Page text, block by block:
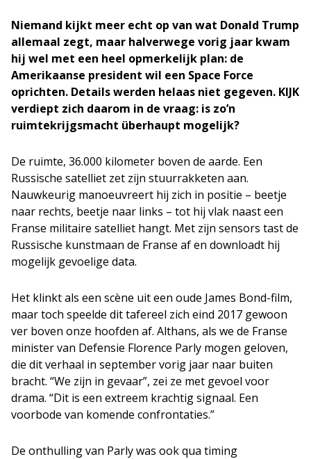
Niemand kijkt meer echt op van wat Donald Trump
allemaal zegt, maar halverwege vorig jaar kwam
hij wel met een heel opmerkelijk plan: de
Amerikaanse president wil een Space Force
oprichten. Details werden helaas niet gegeven. KIJK
verdiept zich daarom in de vraag: is zo’n
ruimtekrijgsmacht überhaupt mogelijk?
De ruimte, 36.000 kilometer boven de aarde. Een
Russische satelliet zet zijn stuurrakketen aan.
Nauwkeurig manoeuvreert hij zich in positie – beetje
naar rechts, beetje naar links – tot hij vlak naast een
Franse militaire satelliet hangt. Met zijn sensors tast de
Russische kunstmaan de Franse af en downloadt hij
mogelijk gevoelige data.
Het klinkt als een scène uit een oude James Bond-film,
maar toch speelde dit tafereel zich eind 2017 gewoon
ver boven onze hoofden af. Althans, als we de Franse
minister van Defensie Florence Parly mogen geloven,
die dit verhaal in september vorig jaar naar buiten
bracht. “We zijn in gevaar”, zei ze met gevoel voor
drama. “Dit is een extreem krachtig signaal. Een
voorbode van komende confrontaties.”
De onthulling van Parly was ook qua timing